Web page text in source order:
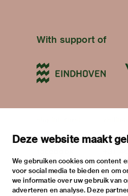
Deze website maakt
We gebruiken cookies om content
voor social media te bieden en om
we informatie over uw gebruik van
adverteren en analyse. Deze
With support of
newsletter
instagram
twitter